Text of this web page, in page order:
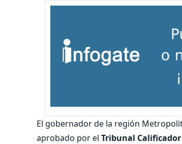
El gobernador de la región
aprobado por el Tribunal Calificador